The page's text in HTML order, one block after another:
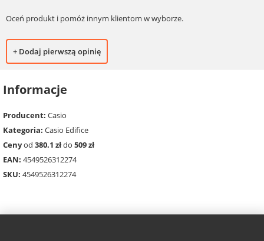
Oceń produkt i pomóż innym klientom w wyborze.
+ Dodaj pierwszą opinię
Informacje
Producent: Casio
Kategoria: Casio Edifice
Cenyod 380.1 złdo 509 zł
EAN: 4549526312274
SKU: 4549526312274